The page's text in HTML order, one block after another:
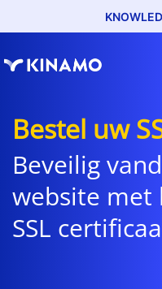
Bestel uw
Beveilig
website met
SSL